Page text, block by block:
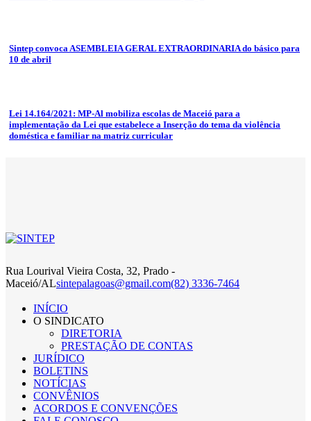
Sintep convoca ASEMBLEIA GERAL EXTRAORDINARIA do básico para
10 de abril
Lei 14.164/2021: MP-Al mobiliza escolas de Maceió para a
implementação da Lei que estabelece a Inserção do tema da violência
doméstica e familiar na matriz curricular
Rua Lourival Vieira Costa, 32, Prado -
Maceió/ALsintepalagoas@gmail.com(82) 3336-7464
INÍCIO
O SINDICATO
DIRETORIA
PRESTAÇÃO DE CONTAS
JURÍDICO
BOLETINS
NOTÍCIAS
CONVÊNIOS
ACORDOS E CONVENÇÕES